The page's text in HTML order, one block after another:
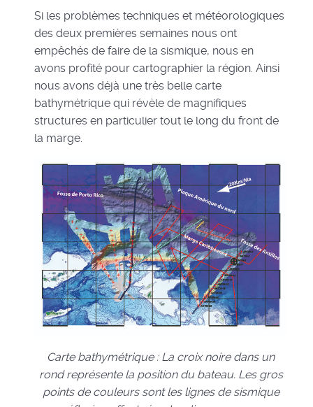
Si les problèmes techniques et météorologiques
des deux premières semaines nous ont
empêchés de faire de la sismique, nous en
avons profité pour cartographier la région. Ainsi
nous avons déjà une très belle carte
bathymétrique qui révèle de magnifiques
structures en particulier tout le long du front de
la marge.
Carte bathymétrique : La croix noire dans un
rond représente la position du bateau. Les gros
points de couleurs sont les lignes de sismique